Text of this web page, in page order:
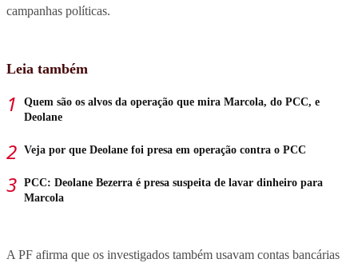
campanhas políticas.
Leia também
Quem são os alvos da operação que mira Marcola, do PCC, e
Deolane
Veja por que Deolane foi presa em operação contra o PCC
PCC: Deolane Bezerra é presa suspeita de lavar dinheiro para
Marcola
A PF afirma que os investigados também usavam contas bancárias